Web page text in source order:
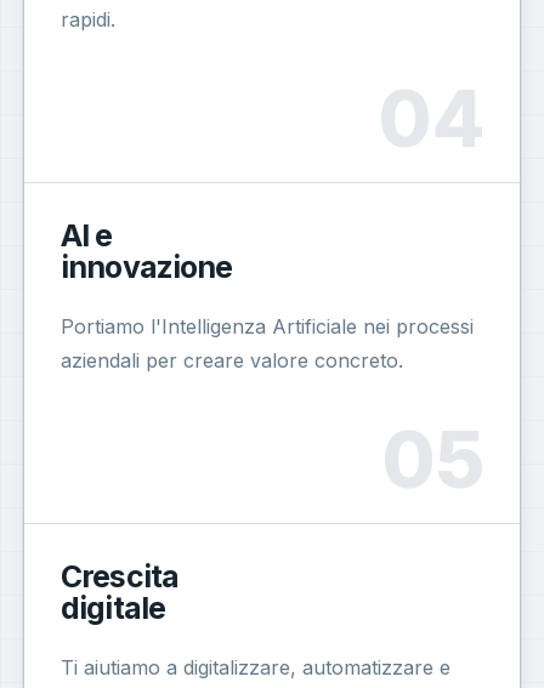
rapidi.
AI e
innovazione
Portiamo l'Intelligenza Artificiale nei processi
aziendali per creare valore concreto.
Crescita
digitale
Ti aiutiamo a digitalizzare, automatizzare e